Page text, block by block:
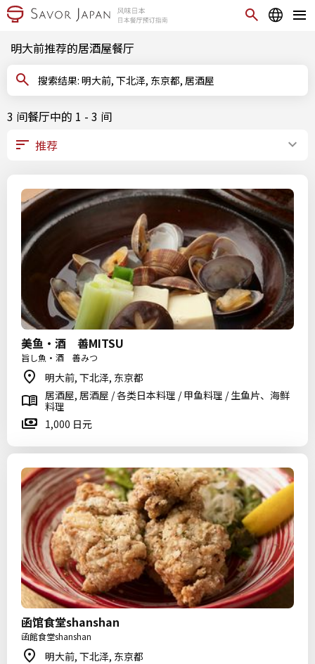
明大前推荐的居酒屋餐厅
搜索结果: 明大前, 下北泽, 东京都, 居酒屋
3 间餐厅中的 1 - 3 间
美鱼・酒 善MITSU
旨し魚・酒 善みつ
明大前, 下北泽, 东京都
居酒屋, 居酒屋 / 各类日本料理 / 甲鱼料理 / 生鱼片、海鲜
料理
1,000 日元
函馆食堂shanshan
函館食堂shanshan
明大前, 下北泽, 东京都